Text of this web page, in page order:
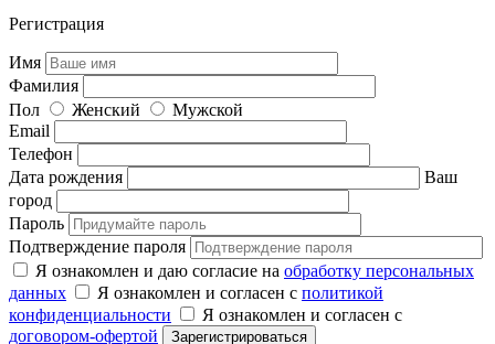
Регистрация
Имя
Фамилия
Пол
Женский
Мужской
Email
Телефон
Дата рождения
Ваш
город
Пароль
Подтверждение пароля
Я ознакомлен и даю согласие на обработку персональных
данных
Я ознакомлен и согласен с политикой
конфиденциальности
Я ознакомлен и согласен с
договором-офертой